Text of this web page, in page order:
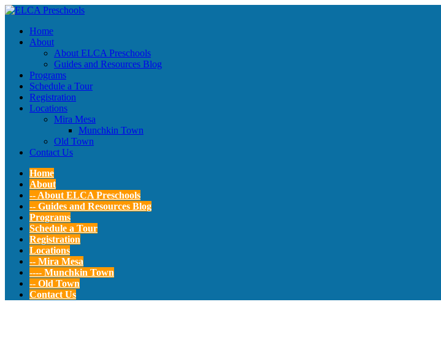
Home
About
About ELCA Preschools
Guides and Resources Blog
Programs
Schedule a Tour
Registration
Locations
Mira Mesa
Munchkin Town
Old Town
Contact Us
Home
About
-- About ELCA Preschools
-- Guides and Resources Blog
Programs
Schedule a Tour
Registration
Locations
-- Mira Mesa
---- Munchkin Town
-- Old Town
Contact Us